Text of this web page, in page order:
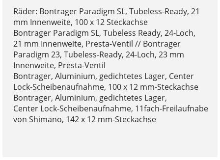
Räder: Bontrager Paradigm SL, Tubeless-Ready, 21
mm Innenweite, 100 x 12 Steckachse
Bontrager Paradigm SL, Tubeless Ready, 24-Loch,
21 mm Innenweite, Presta-Ventil // Bontrager
Paradigm 23, Tubeless-Ready, 24-Loch, 23 mm
Innenweite, Presta-Ventil
Bontrager, Aluminium, gedichtetes Lager, Center
Lock-Scheibenaufnahme, 100 x 12 mm-Steckachse
Bontrager, Aluminium, gedichtetes Lager,
Center Lock-Scheibenaufnahme, 11fach-Freilaufnabe
von Shimano, 142 x 12 mm-Steckachse